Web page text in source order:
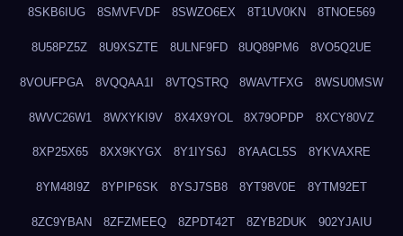
8SKB6IUG 8SMVFVDF 8SWZO6EX 8T1UV0KN 8TNOE569
8U58PZ5Z 8U9XSZTE 8ULNF9FD 8UQ89PM6 8VO5Q2UE
8VOUFPGA 8VQQAA1I 8VTQSTRQ 8WAVTFXG 8WSU0MSW
8WVC26W1 8WXYKI9V 8X4X9YOL 8X79OPDP 8XCY80VZ
8XP25X65 8XX9KYGX 8Y1IYS6J 8YAACL5S 8YKVAXRE
8YM48I9Z 8YPIP6SK 8YSJ7SB8 8YT98V0E 8YTM92ET
8ZC9YBAN 8ZFZMEEQ 8ZPDT42T 8ZYB2DUK 902YJAIU